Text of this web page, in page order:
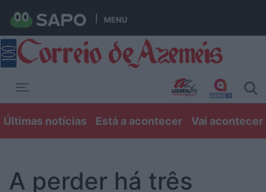
MENU
Últimas notícias Está a acontecer Vai acontecer
A perder há três